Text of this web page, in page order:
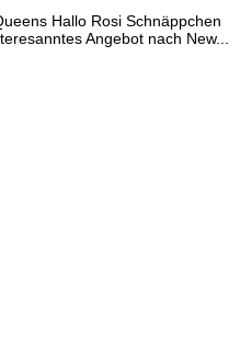
Hallo Rosi Schnäppchen
Angebot nach New...